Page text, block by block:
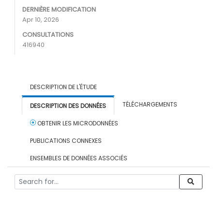
DERNIÈRE MODIFICATION
Apr 10, 2026
CONSULTATIONS
416940
DESCRIPTION DE L'ÉTUDE
DESCRIPTION DES DONNÉES TÉLÉCHARGEMENTS
OBTENIR LES MICRODONNÉES
PUBLICATIONS CONNEXES
ENSEMBLES DE DONNÉES ASSOCIÉS